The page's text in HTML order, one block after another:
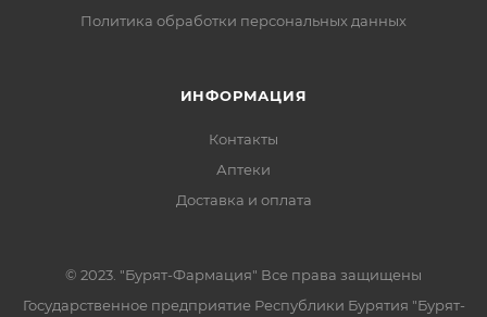
Политика обработки персональных данных
ИНФОРМАЦИЯ
Контакты
Аптеки
Доставка и оплата
© 2023. "Бурят-Фармация" Все права защищены
Государственное предприятие Республики Бурятия "Бурят-